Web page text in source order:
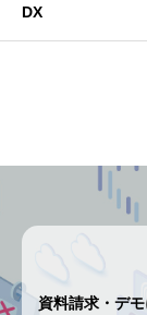
DX
資料請求・デ